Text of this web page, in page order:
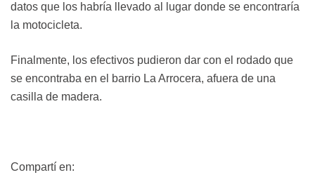
datos que los habría llevado al lugar donde se encontraría
la motocicleta.
Finalmente, los efectivos pudieron dar con el rodado que
se encontraba en el barrio La Arrocera, afuera de una
casilla de madera.
Compartí en: